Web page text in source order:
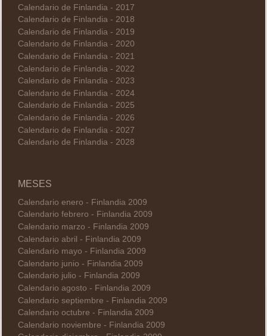
Calendario de Finlandia - 2017
Calendario de Finlandia - 2018
Calendario de Finlandia - 2019
Calendario de Finlandia - 2020
Calendario de Finlandia - 2021
Calendario de Finlandia - 2022
Calendario de Finlandia - 2023
Calendario de Finlandia - 2024
Calendario de Finlandia - 2025
Calendario de Finlandia - 2026
Calendario de Finlandia - 2027
Calendario de Finlandia - 2028
MESES
Calendario enero - Finlandia 2009
Calendario febrero - Finlandia 2009
Calendario marzo - Finlandia 2009
Calendario abril - Finlandia 2009
Calendario mayo - Finlandia 2009
Calendario junio - Finlandia 2009
Calendario julio - Finlandia 2009
Calendario agosto - Finlandia 2009
Calendario septiembre - Finlandia 2009
Calendario octubre - Finlandia 2009
Calendario noviembre - Finlandia 2009